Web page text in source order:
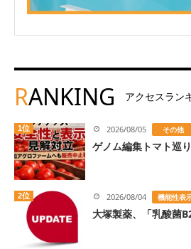
RANKING アクセスラン
1位 2026/08/05 その他
ゲノム編集トマト巡
2位 2026/08/04 機能性表
大塚製薬、「乳酸菌